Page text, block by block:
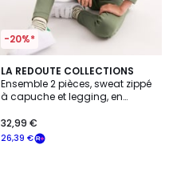
-20%*
LA REDOUTE COLLECTIONS
Ensemble 2 pièces, sweat zippé
à capuche et legging, en
26,39 €
32,99 €